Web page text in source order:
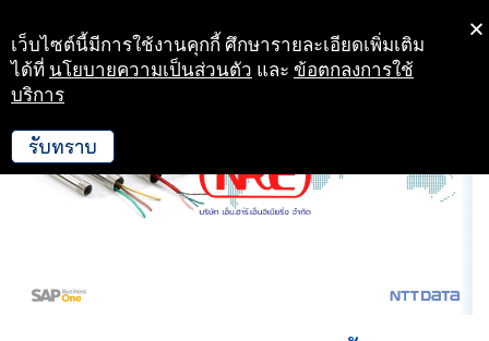
Skip
to
เว็บไซต์นี้มีการใช้งานคุกกี้ ศึกษารายละเอียดเพิ่มเติม
ได้ที่ นโยบายความเป็นส่วนตัว และ ข้อตกลงการใช้
บริการ
รับทราบ